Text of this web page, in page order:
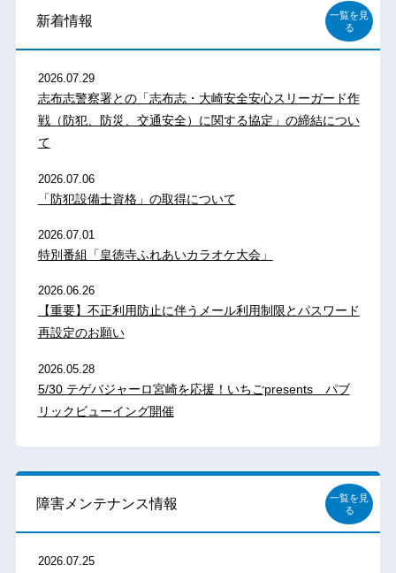
新着情報
一覧を見
る
2026.07.29
志布志警察署との「志布志・大崎安全安心スリーガード作
戦（防犯、防災、交通安全）に関する協定」の締結につい
て
2026.07.06
「防犯設備士資格」の取得について
2026.07.01
特別番組「皇徳寺ふれあいカラオケ大会」
2026.06.26
【重要】不正利用防止に伴うメール利用制限とパスワード
再設定のお願い
2026.05.28
5/30 テゲバジャーロ宮崎を応援！いちごpresents パブ
リックビューイング開催
障害メンテナンス情報
一覧を見
る
2026.07.25